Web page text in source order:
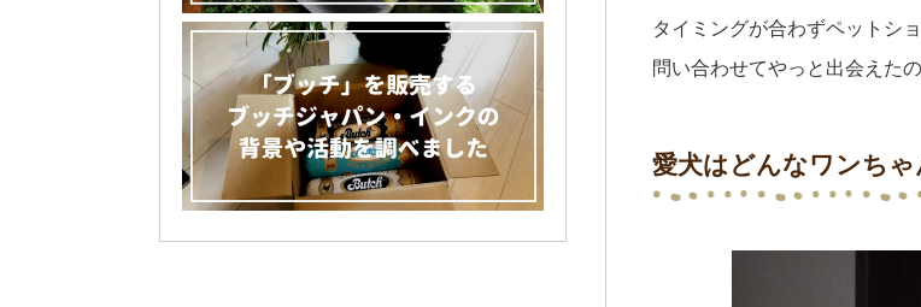
タイミングが合わずペットシ
問い合わせてやっと出会えた
愛犬はどんなワンちゃ